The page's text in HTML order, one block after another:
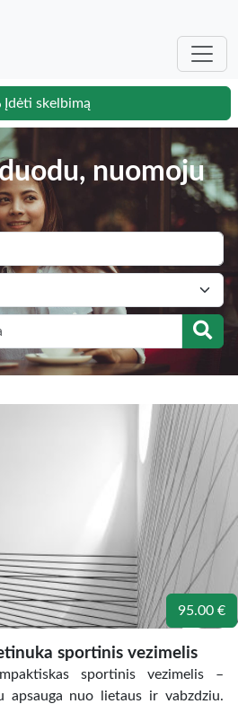
Įdėti skelbimą
nuomoju
95.00 €
sportinis vezimelis
sportinis vezimelis –
apsauga nuo lietaus ir vabzdziu.